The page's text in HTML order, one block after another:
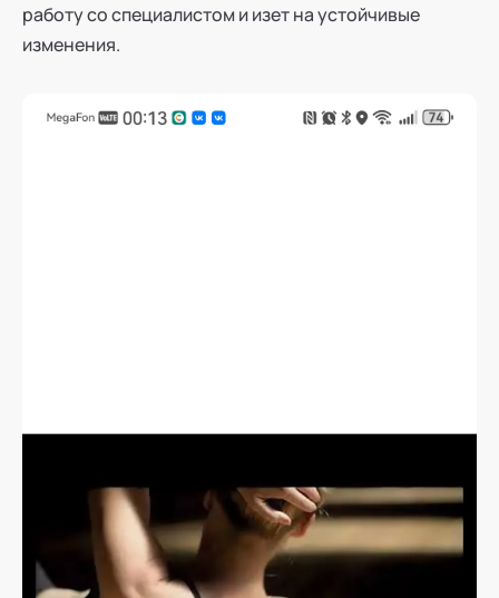
работу со специалистом и изет на устойчивые
изменения.